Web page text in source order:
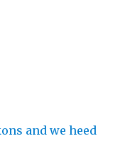
and we heed